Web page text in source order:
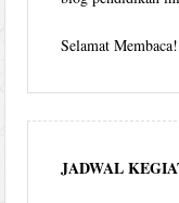
Selamat Membaca!
JADWAL